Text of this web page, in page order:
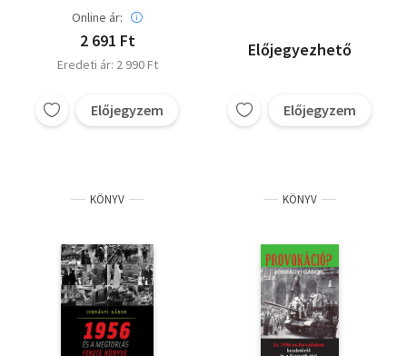
Online ár:
2 691 Ft
Eredeti ár: 2 990 Ft
Előjegyzem
Előjegyezhető
Előjegyzem
KÖNYV KÖNYV